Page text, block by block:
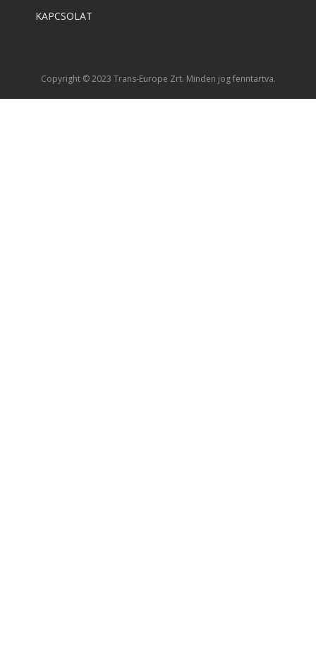
KAPCSOLAT
Copyright © 2023 Trans-Europe Zrt. Minden jog fenntartva.